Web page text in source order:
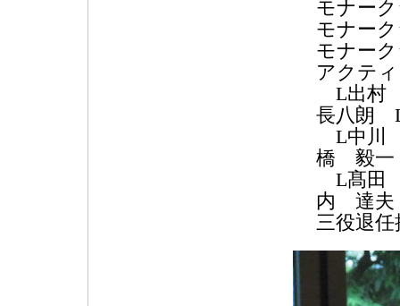
モナー
モナー
モナー
アクテ
L出村
長八朗
L中川
橋 毅
L髙田
内 達夫
三役退任